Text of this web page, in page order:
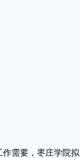
作需要，枣庄学院拟